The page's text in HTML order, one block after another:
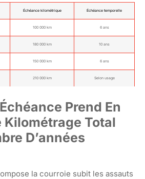
Échéance kilométrique Échéance temporelle
100 000 km 6 ans
180 000 km 10 ans
150 000 km 6 ans
210 000 km Selon usage
Prend En
Kilométrage Total
D’années
la courroie subit les assauts